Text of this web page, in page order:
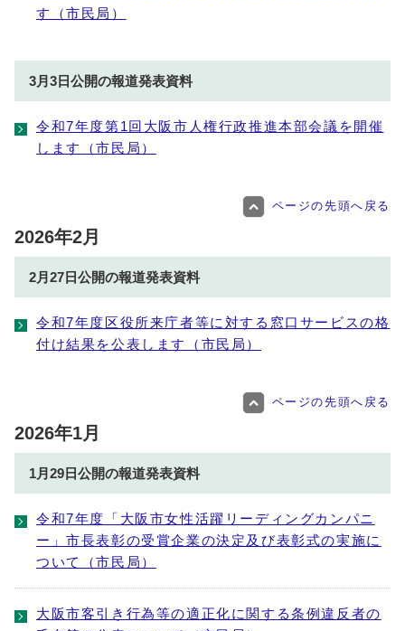
す（市民局）
3月3日公開の報道発表資料
令和7年度第1回大阪市人権行政推進本部会議を開催
します（市民局）
ページの先頭へ戻る
2026年2月
2月27日公開の報道発表資料
令和7年度区役所来庁者等に対する窓口サービスの格
付け結果を公表します（市民局）
ページの先頭へ戻る
2026年1月
1月29日公開の報道発表資料
令和7年度「大阪市女性活躍リーディングカンパニ
ー」市長表彰の受賞企業の決定及び表彰式の実施に
ついて（市民局）
大阪市客引き行為等の適正化に関する条例違反者の